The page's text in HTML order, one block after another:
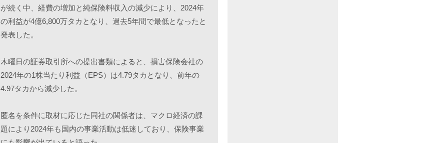
が続く中、経費の増加と純保険料収入の減少により、2024年
の利益が4億6,800万タカとなり、過去5年間で最低となったと
発表した。
木曜日の証券取引所への提出書類によると、損害保険会社の
2024年の1株当たり利益（EPS）は4.79タカとなり、前年の
4.97タカから減少した。
匿名を条件に取材に応じた同社の関係者は、マクロ経済の課
題により2024年も国内の事業活動は低迷しており、保険事業